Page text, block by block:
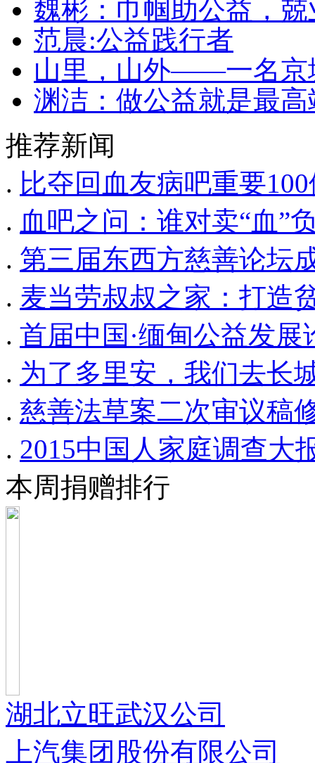
魏彬：巾帼助公益，
范晨:公益践行者
山里，山外——一名京
渊洁：做公益就是最
推荐新闻
. 比夺回血友病吧重要
. 血吧之问：谁对卖“血”
. 第三届东西方慈善论坛
. 麦当劳叔叔之家：打造
. 首届中国·缅甸公益发
. 为了多里安，我们去长
. 慈善法草案二次审议稿
. 2015中国人家庭调查
本周捐赠排行
湖北立旺武汉公司
上汽集团股份有限公司